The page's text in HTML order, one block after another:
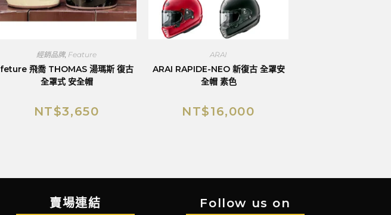
經銷品牌, Feature
feture 飛喬 THOMAS 湯瑪斯 復古
全罩式 安全帽
NT$3,650
ARAI
ARAI RAPIDE-NEO 新復古 全罩安
全帽 素色
NT$16,000
賣場連結 Follow us on